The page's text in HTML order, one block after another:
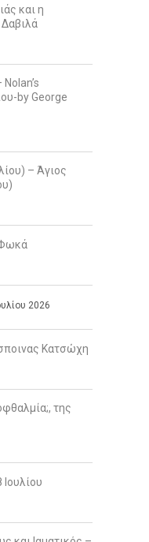
και η
by George
– Άγιος
Φωκά
2026
Κατσώχη
της